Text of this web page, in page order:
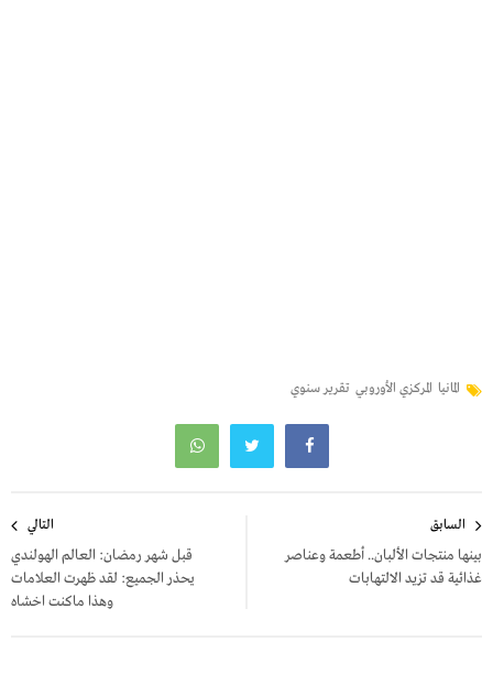
المانيا المركزي الأوروبي تقرير سنوي
المقالات
السابق
بينها منتجات الألبان.. أطعمة وعناصر
غذائية قد تزيد الالتهابات
التالي
قبل شهر رمضان: العالم الهولندي
يحذر الجميع: لقد ظهرت العلامات
وهذا ماكنت اخشاه